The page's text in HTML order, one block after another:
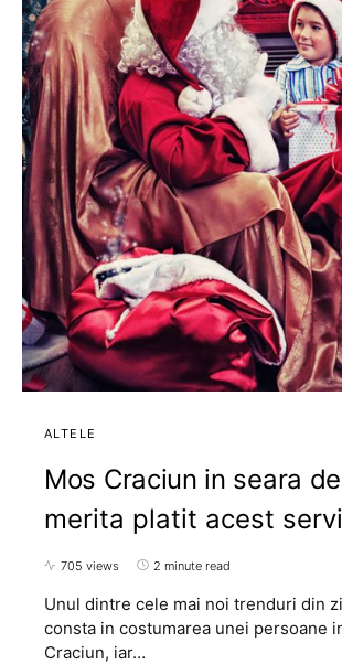
ALTELE
Mos Craciun in seara
merita platit acest
705 views 2 minute read
Unul dintre cele mai noi trenduri din
consta in costumarea unei persoane
Craciun, iar…